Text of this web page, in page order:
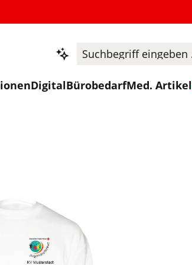
DigitalBürobedarfMed. Artikel